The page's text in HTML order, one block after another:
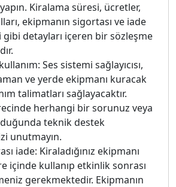
Kiralama süresi, ücretler,
ekipmanın sigortası ve iade
detayları içeren bir sözleşme
Ses sistemi sağlayıcısı,
ve yerde ekipmanı kuracak
talimatları sağlayacaktır.
herhangi bir sorunuz veya
teknik destek
unutmayın.
iade: Kiraladığınız ekipmanı
içinde kullanıp etkinlik sonrası
gerekmektedir. Ekipmanın